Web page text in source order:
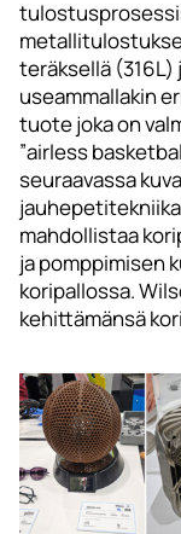
teräksellä (316L)
useammallakin
tuote joka on
”airless
seuraavassa
mahdollistaa
ja pomppimisen
koripallossa.
kehittämänsä